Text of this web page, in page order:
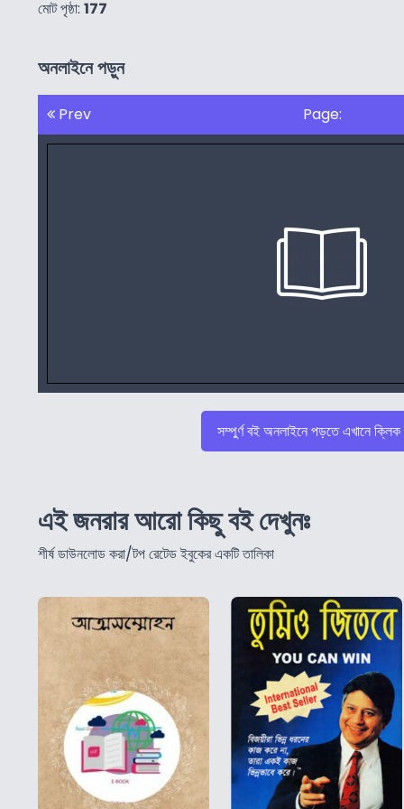
মোট পৃষ্ঠা: 177
অনলাইনে পড়ুন
Prev Page:
সম্পুর্ণ বই অনলাইনে পড়তে এখানে
এই জনরার আরো কিছু বই দেখুনঃ
শীর্ষ ডাউনলোড করা/টপ রেটেড ইবুকের একটি তালিকা